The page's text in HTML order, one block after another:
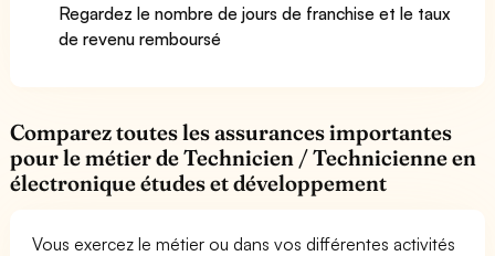
Regardez le nombre de jours de franchise et le taux
de revenu remboursé
Comparez toutes les assurances importantes
pour le métier de Technicien / Technicienne en
électronique études et développement
Vous exercez le métier ou dans vos différentes activités